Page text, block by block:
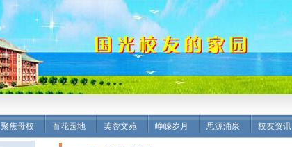
聚焦母校 百花园地 芙蓉文苑 峥嵘岁月 思源涌泉 校友资讯